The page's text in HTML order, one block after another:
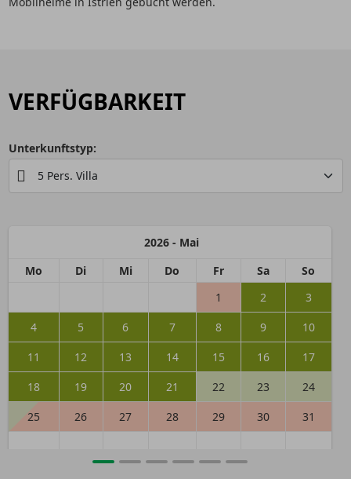
VERFÜGBARKEIT
Unterkunftstyp:
2026 - Mai
Mo
Di Mi Do Fr Sa
So
1
2
3
4
5 6 7 8 9
10
11
12 13 14 15 16
17
18
19 20 21 22 23
24
25
26 27 28 29 30 31